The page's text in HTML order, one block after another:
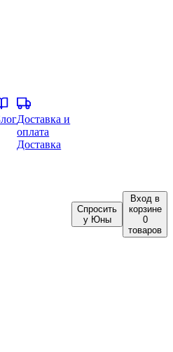
Доставка и
оплата
Доставка
Спросить
у Юны
Вход в
корзине
0
товаров